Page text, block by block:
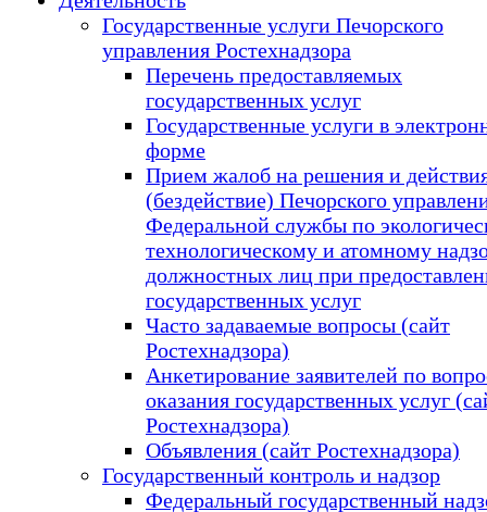
Государственные услуги Печорского
управления Ростехнадзора
Перечень предоставляемых
государственных услуг
Государственные услуги в
форме
Прием жалоб на решения и
(бездействие) Печорского
Федеральной службы по
технологическому и атомному
должностных лиц при
государственных услуг
Часто задаваемые вопросы (сайт
Ростехнадзора)
Анкетирование заявителей по
оказания государственных услуг
Ростехнадзора)
Объявления (сайт Ростехнадзора)
Государственный контроль и надзор
Федеральный государственный